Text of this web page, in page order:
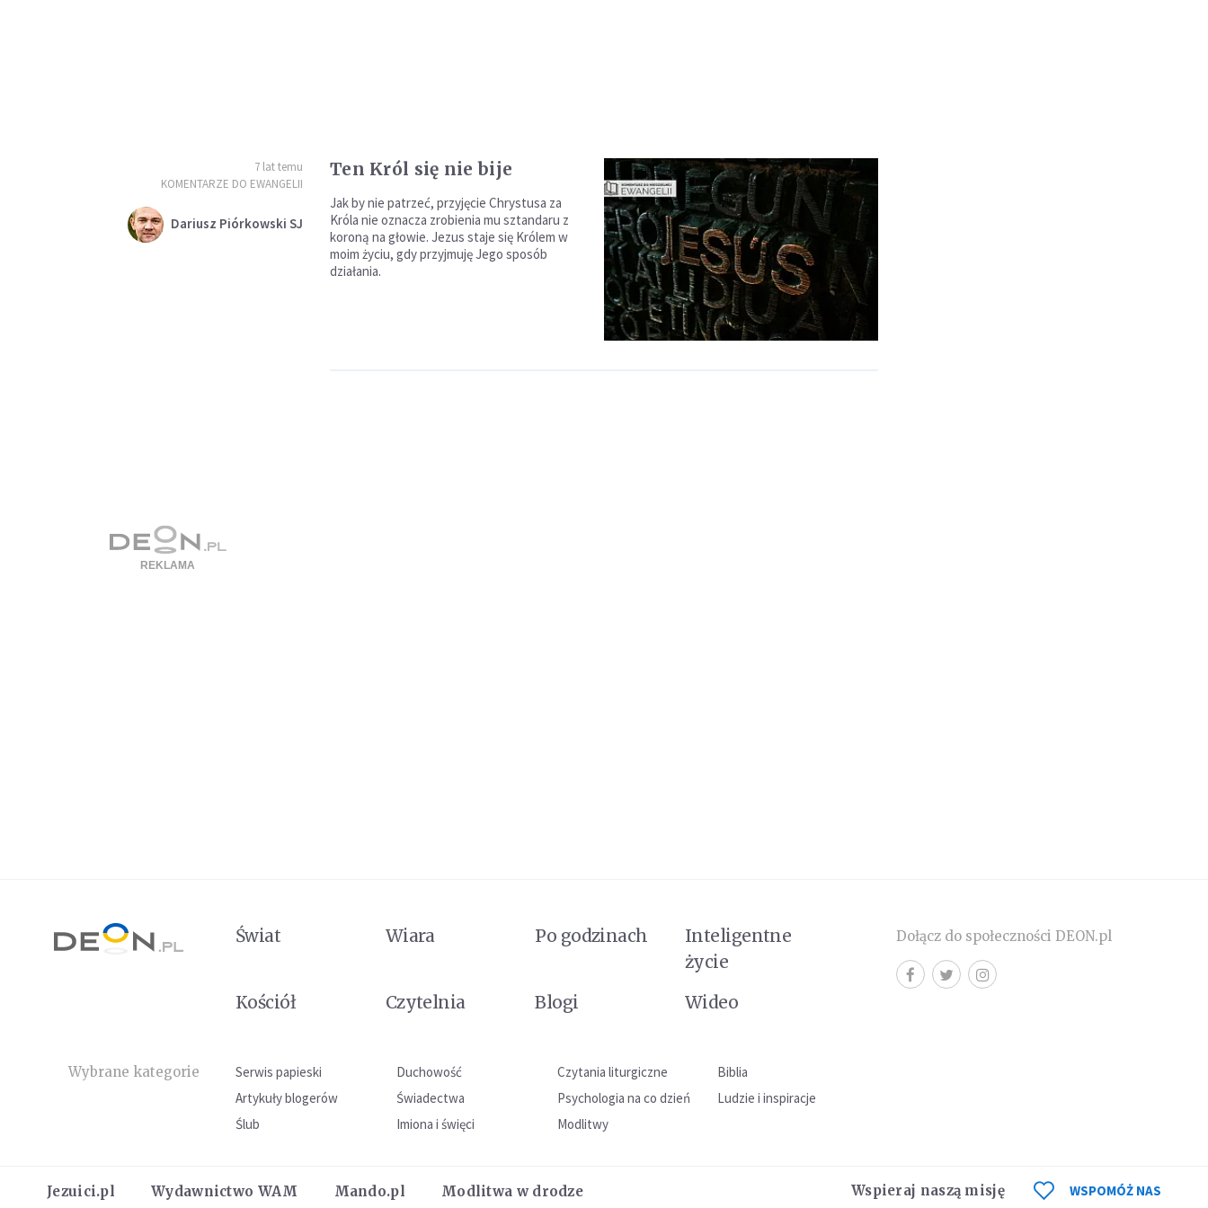
7 lat temu
KOMENTARZE DO EWANGELII
Dariusz Piórkowski SJ
Ten Król się nie bije
Jak by nie patrzeć, przyjęcie Chrystusa za
Króla nie oznacza zrobienia mu sztandaru z
koroną na głowie. Jezus staje się Królem w
moim życiu, gdy przyjmuję Jego sposób
działania.
Świat Wiara Po godzinach
Inteligentne
życie
Kościół
Czytelnia Blogi Wideo
Wybrane kategorie Serwis papieski Duchowość Czytania liturgiczne
Biblia
Artykuły blogerów
Świadectwa Psychologia na co dzień
Ludzie i inspiracje
Ślub
Imiona i święci Modlitwy
Dołącz do społeczności DEON.pl
Jezuici.pl Wydawnictwo WAM Mando.pl Modlitwa w drodze Wspieraj naszą misję WSPOMÓŻ NAS